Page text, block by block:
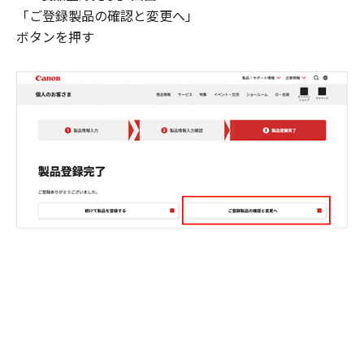
「ご登録製品の確認と変更へ」
ボタンを押す